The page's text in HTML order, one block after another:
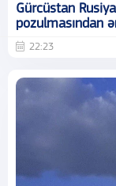
Gürcüstan
pozulmasından
22:23